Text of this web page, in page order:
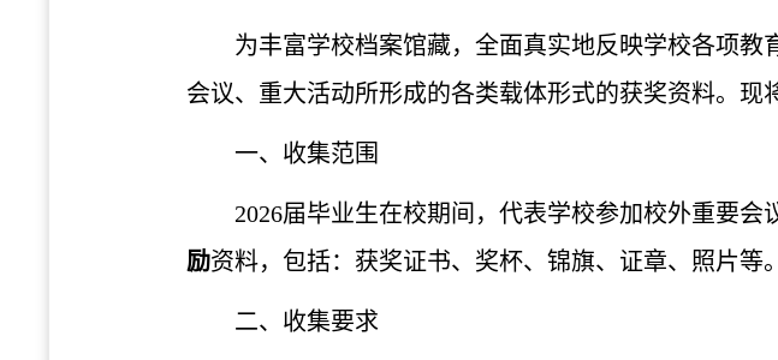
为丰富学校档案馆藏，全面真实地反映学校各项
会议、重大活动所形成的各类载体形式的获奖资料。现
一、收集范围
2026届毕业生在校期间，代表学校参加校外重要
励资料，包括：获奖证书、奖杯、锦旗、证章、照片等。
二、收集要求